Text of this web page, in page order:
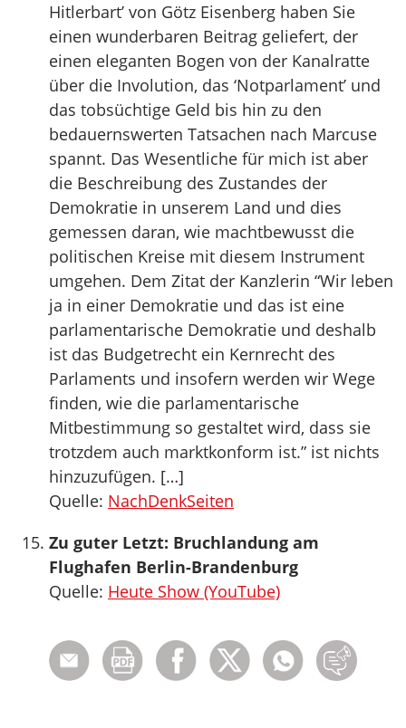
Hitlerbart’ von Götz Eisenberg haben Sie
einen wunderbaren Beitrag geliefert, der
einen eleganten Bogen von der Kanalratte
über die Involution, das ‘Notparlament’ und
das tobsüchtige Geld bis hin zu den
bedauernswerten Tatsachen nach Marcuse
spannt. Das Wesentliche für mich ist aber
die Beschreibung des Zustandes der
Demokratie in unserem Land und dies
gemessen daran, wie machtbewusst die
politischen Kreise mit diesem Instrument
umgehen. Dem Zitat der Kanzlerin “Wir leben
ja in einer Demokratie und das ist eine
parlamentarische Demokratie und deshalb
ist das Budgetrecht ein Kernrecht des
Parlaments und insofern werden wir Wege
finden, wie die parlamentarische
Mitbestimmung so gestaltet wird, dass sie
trotzdem auch marktkonform ist.” ist nichts
hinzuzufügen. […]
Quelle: NachDenkSeiten
Zu guter Letzt: Bruchlandung am
Flughafen Berlin-Brandenburg
Quelle: Heute Show (YouTube)